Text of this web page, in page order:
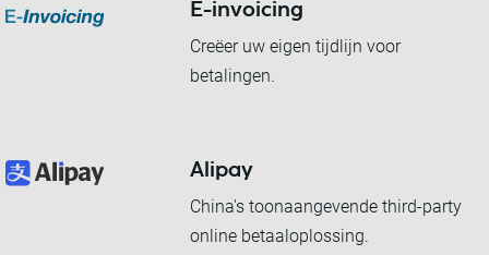
E-invoicing
Creëer uw eigen tijdlijn voor
betalingen.
Alipay
China's toonaangevende third-party
online betaaloplossing.